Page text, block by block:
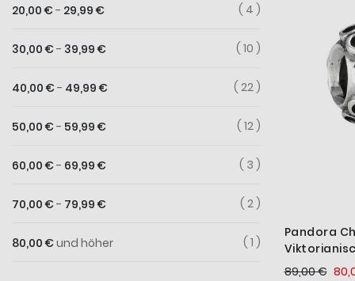
Pandora
Sterling-
89,00 €
20,00 €- 29,99 € 4
30,00 €- 39,99 € 10
40,00 €- 49,99 € 22
50,00 €- 59,99 € 12
60,00 €- 69,99 € 3
70,00 €- 79,99 € 2
80,00 €und höher 1